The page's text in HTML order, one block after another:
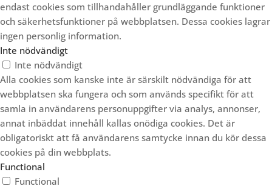
endast cookies som tillhandahåller grundläggande funktioner
och säkerhetsfunktioner på webbplatsen. Dessa cookies lagrar
ingen personlig information.
Inte nödvändigt
Inte nödvändigt
Alla cookies som kanske inte är särskilt nödvändiga för att
webbplatsen ska fungera och som används specifikt för att
samla in användarens personuppgifter via analys, annonser,
annat inbäddat innehåll kallas onödiga cookies. Det är
obligatoriskt att få användarens samtycke innan du kör dessa
cookies på din webbplats.
Functional
Functional